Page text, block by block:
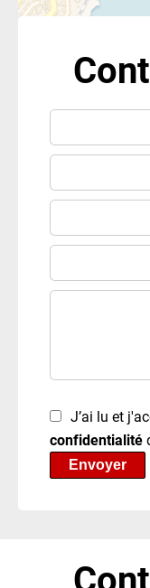
J’ai lu et
confidentialité
Envoyer